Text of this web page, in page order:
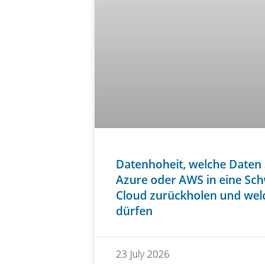
Datenhoheit, welche Daten
Azure oder AWS in eine
Cloud zurückholen und
dürfen
23 July 2026